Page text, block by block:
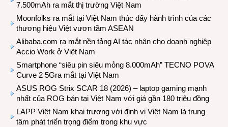
7.500mAh ra mắt thị trường Việt Nam
Moonfolks ra mắt tại Việt Nam thúc đẩy hành trình của các
thương hiệu Việt vươn tầm ASEAN
Alibaba.com ra mắt nền tảng AI tác nhân cho doanh nghiệp
Accio Work ở Việt Nam
Smartphone “siêu pin siêu mỏng 8.000mAh” TECNO POVA
Curve 2 5Gra mắt tại Việt Nam
ASUS ROG Strix SCAR 18 (2026) – laptop gaming mạnh
nhất của ROG bán tại Việt Nam với giá gần 180 triệu đồng
LAPP Việt Nam khai trương với định vị Việt Nam là trung
tâm phát triển trọng điểm trong khu vực